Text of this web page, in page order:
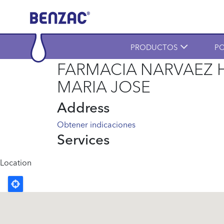
Main navigation PRODUCTOS
FARMACIA NARVAEZ
MARIA JOSE
Address
Obtener indicaciones
Services
Location